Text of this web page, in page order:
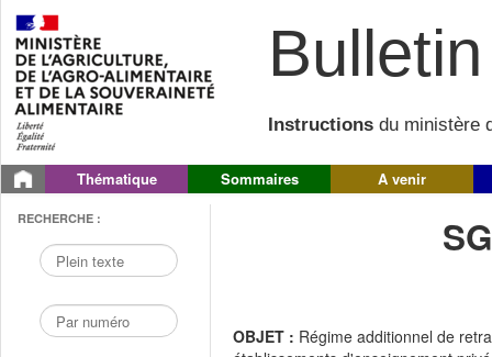
Instructions du ministère
Thématique Sommaires A venir
RECHERCHE :
OBJET : Régime additionnel de